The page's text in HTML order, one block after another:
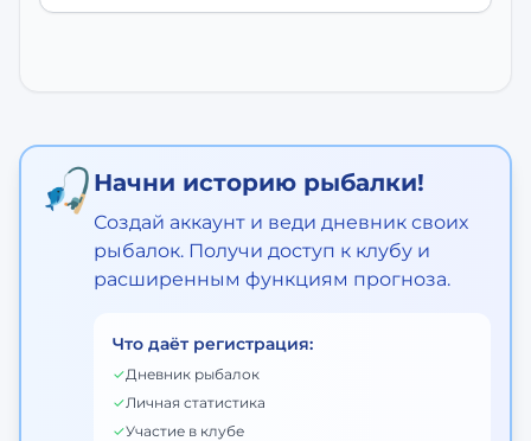
🎣 Начни историю рыбалки!
Создай аккаунт и веди дневник своих
рыбалок. Получи доступ к клубу и
расширенным функциям прогноза.
Что даёт регистрация:
✓Дневник рыбалок
✓Личная статистика
✓Участие в клубе